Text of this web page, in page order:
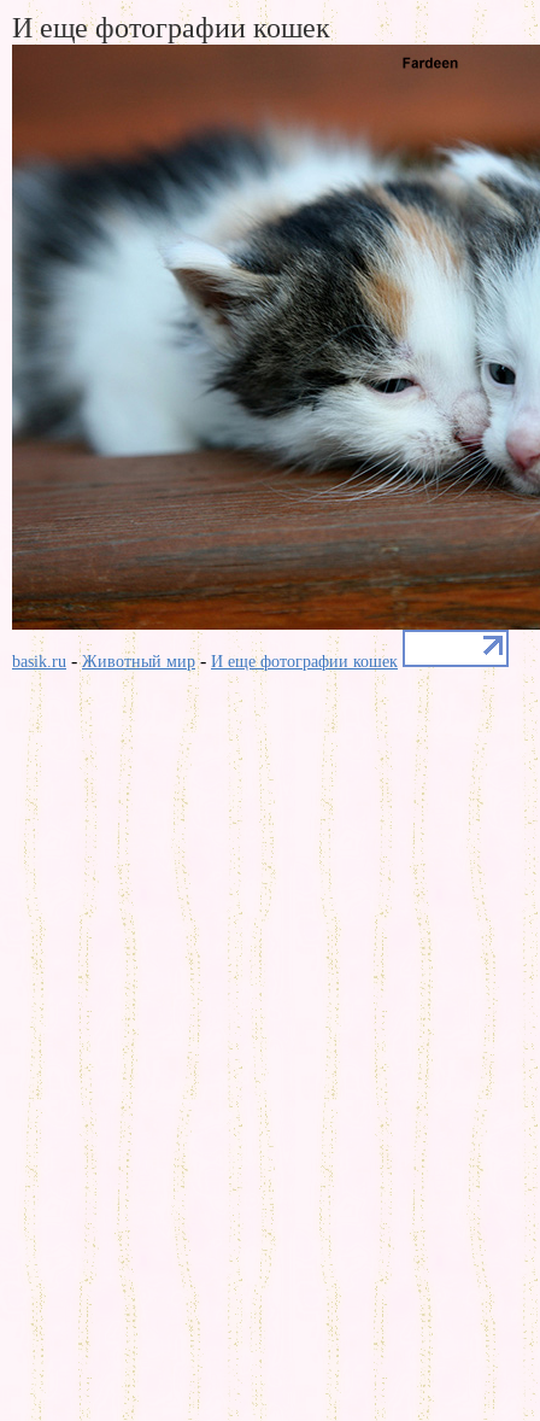
И еще фотографии кошек
basik.ru -Животный мир- И еще фотографии кошек